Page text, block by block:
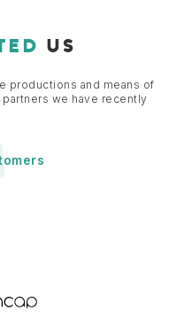
US
productions and means of
we have recently